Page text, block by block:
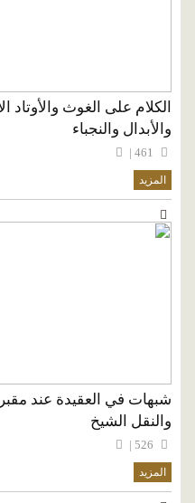
الكلام على الغوث والأوتاد
والأبدال والنجباء
المزيد
شبهات في العقيدة عند
والنقل الشيخ
المزيد